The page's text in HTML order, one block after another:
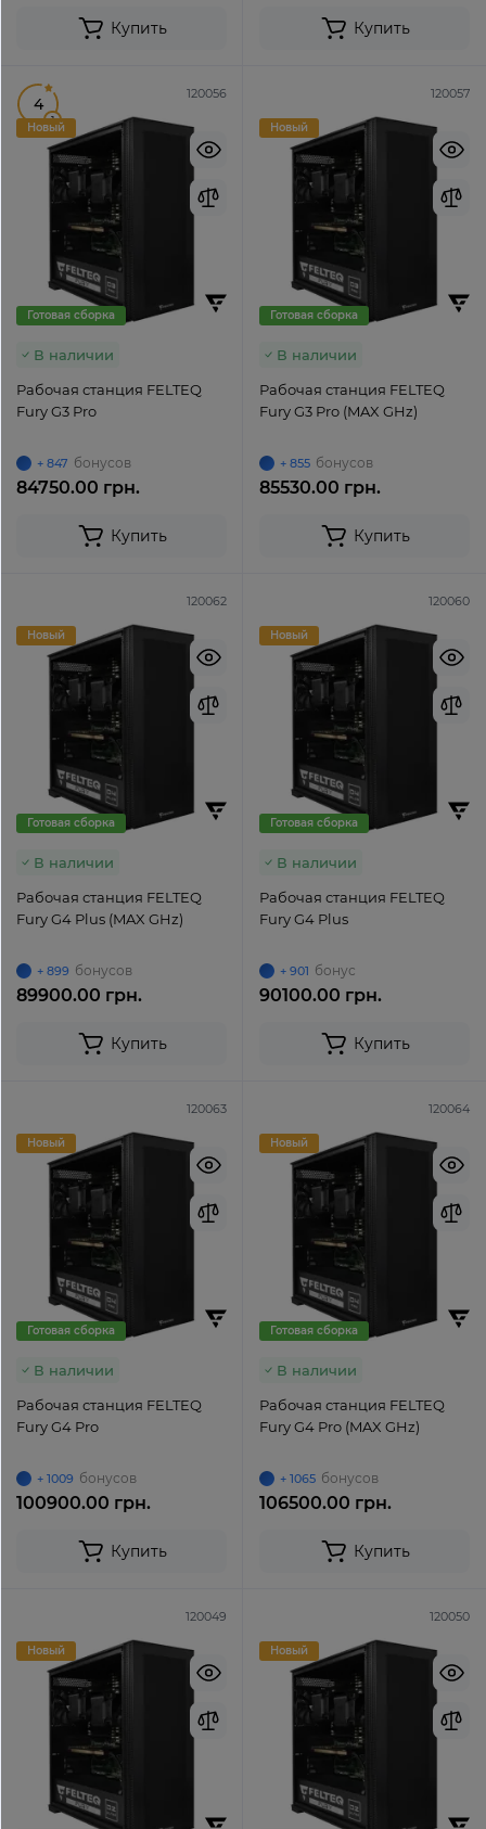
Купить Купить
120056
Новый
Готовая сборка
4
1
В наличии
Рабочая станция FELTEQ
Fury G3 Pro
+ 847 бонусов
84750.00 грн.
Купить
120057
Новый
Готовая сборка
В наличии
Рабочая станция FELTEQ
Fury G3 Pro (MAX GHz)
+ 855 бонусов
85530.00 грн.
Купить
120062
Новый
Готовая сборка
В наличии
Рабочая станция FELTEQ
Fury G4 Plus (MAX GHz)
+ 899 бонусов
89900.00 грн.
Купить
120060
Новый
Готовая сборка
В наличии
Рабочая станция FELTEQ
Fury G4 Plus
+ 901 бонус
90100.00 грн.
Купить
120063
Новый
Готовая сборка
В наличии
Рабочая станция FELTEQ
Fury G4 Pro
+ 1009 бонусов
100900.00 грн.
Купить
120064
Новый
Готовая сборка
В наличии
Рабочая станция FELTEQ
Fury G4 Pro (MAX GHz)
+ 1065 бонусов
106500.00 грн.
Купить
120049
Новый
120050
Новый